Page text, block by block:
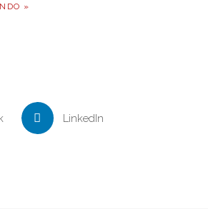
»
LinkedIn